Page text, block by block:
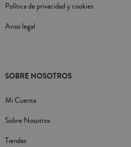
Política de privacidad y cookies
Aviso legal
SOBRE NOSOTROS
Mi Cuenta
Sobre Nosotros
Tiendas